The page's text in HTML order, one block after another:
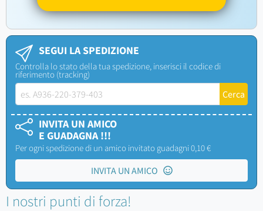
SEGUI LA SPEDIZIONE
Controlla lo stato della tua spedizione, inserisci il codice di
riferimento (tracking)
INVITA UN AMICO
E GUADAGNA !!!
Per ogni spedizione di un amico invitato guadagni 0,10 €
INVITA UN AMICO
I nostri punti di forza!